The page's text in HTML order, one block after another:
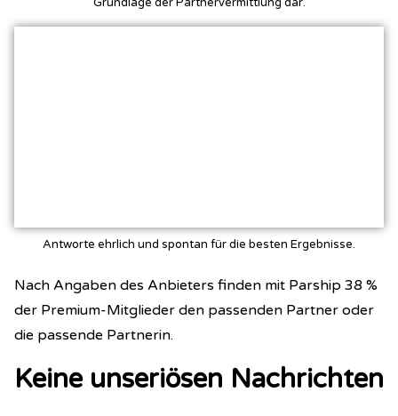
Antworte ehrlich und spontan für die besten Ergebnisse.
Nach Angaben des Anbieters finden mit Parship 38 %
der Premium-Mitglieder den passenden Partner oder
die passende Partnerin.
Keine unseriösen Nachrichten